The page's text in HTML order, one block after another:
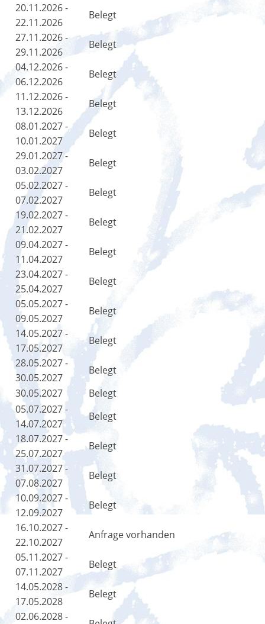
20.11.2026 -
22.11.2026
Belegt
27.11.2026 -
29.11.2026
Belegt
04.12.2026 -
06.12.2026
Belegt
11.12.2026 -
13.12.2026
Belegt
08.01.2027 -
10.01.2027
Belegt
29.01.2027 -
03.02.2027
Belegt
05.02.2027 -
07.02.2027
Belegt
19.02.2027 -
21.02.2027
Belegt
09.04.2027 -
11.04.2027
Belegt
23.04.2027 -
25.04.2027
Belegt
05.05.2027 -
09.05.2027
Belegt
14.05.2027 -
17.05.2027
Belegt
28.05.2027 -
30.05.2027
Belegt
30.05.2027
Belegt
05.07.2027 -
14.07.2027
Belegt
18.07.2027 -
25.07.2027
Belegt
31.07.2027 -
07.08.2027
Belegt
10.09.2027 -
12.09.2027
Belegt
16.10.2027 -
22.10.2027
Anfrage vorhanden
05.11.2027 -
07.11.2027
Belegt
14.05.2028 -
17.05.2028
Belegt
02.06.2028 -